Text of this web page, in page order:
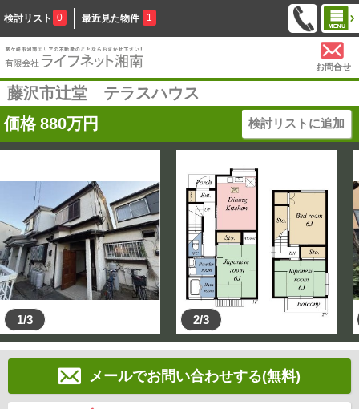
検討リスト 0 最近見た物件 1
お問合せ
藤沢市辻堂 テラスハウス
価格 880万円 検討リストに追加
1/3 2/3
メールでお問い合わせする(無料)